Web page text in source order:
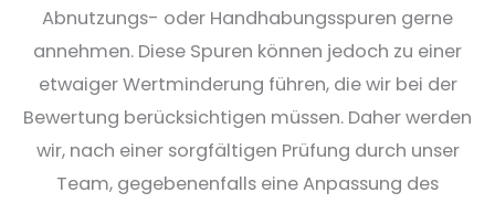
Abnutzungs- oder Handhabungsspuren gerne
annehmen. Diese Spuren können jedoch zu einer
etwaiger Wertminderung führen, die wir bei der
Bewertung berücksichtigen müssen. Daher werden
wir, nach einer sorgfältigen Prüfung durch unser
Team, gegebenenfalls eine Anpassung des